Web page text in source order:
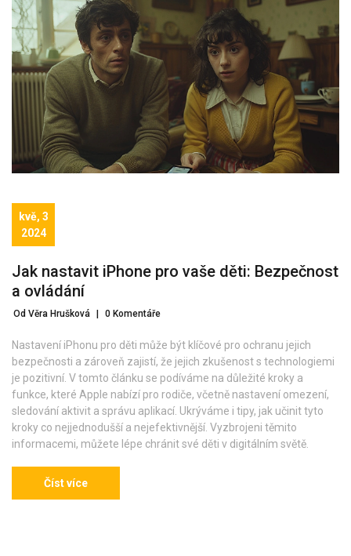
kvě, 3
2024
Jak nastavit iPhone pro vaše děti: Bezpečnost
a ovládání
Od Věra Hrušková 0 Komentáře
Nastavení iPhonu pro děti může být klíčové pro ochranu jejich
bezpečnosti a zároveň zajistí, že jejich zkušenost s technologiemi
je pozitivní. V tomto článku se podíváme na důležité kroky a
funkce, které Apple nabízí pro rodiče, včetně nastavení omezení,
sledování aktivit a správu aplikací. Ukrýváme i tipy, jak učinit tyto
kroky co nejjednodušší a nejefektivnější. Vyzbrojeni těmito
informacemi, můžete lépe chránit své děti v digitálním světě.
Číst více